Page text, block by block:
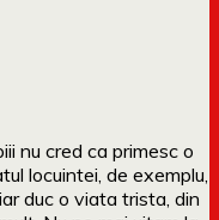
nu cred ca primesc o
locuintei, de exemplu,
duc o viata trista, din